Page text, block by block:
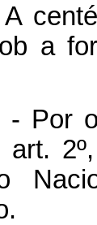
a
- Por
art.